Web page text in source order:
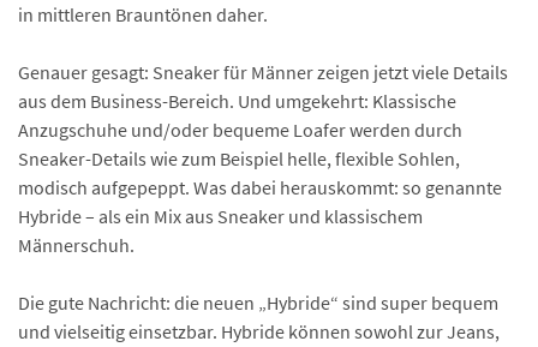
in mittleren Brauntönen daher.
Genauer gesagt: Sneaker für Männer zeigen jetzt viele Details
aus dem Business-Bereich. Und umgekehrt: Klassische
Anzugschuhe und/oder bequeme Loafer werden durch
Sneaker-Details wie zum Beispiel helle, flexible Sohlen,
modisch aufgepeppt. Was dabei herauskommt: so genannte
Hybride – als ein Mix aus Sneaker und klassischem
Männerschuh.
Die gute Nachricht: die neuen „Hybride“ sind super bequem
und vielseitig einsetzbar. Hybride können sowohl zur Jeans,